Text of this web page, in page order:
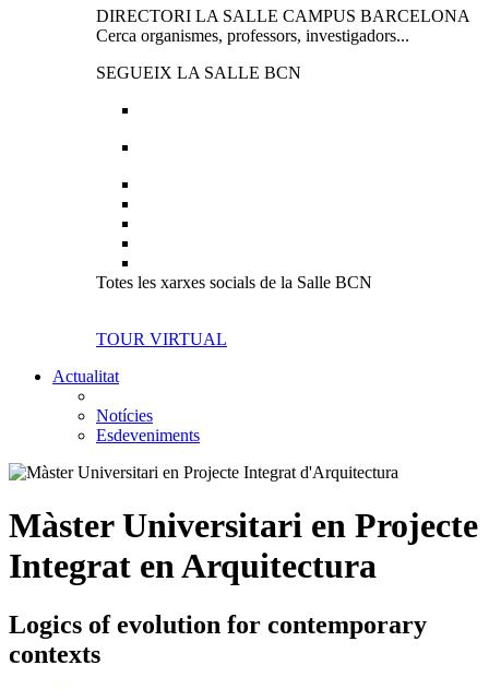
DIRECTORI LA SALLE CAMPUS BARCELONA
Cerca organismes, professors, investigadors...
SEGUEIX LA SALLE BCN
Totes les xarxes socials de la Salle BCN
TOUR VIRTUAL
Actualitat
Notícies
Esdeveniments
Màster Universitari en Projecte
Integrat en Arquitectura
Logics of evolution for contemporary
contexts